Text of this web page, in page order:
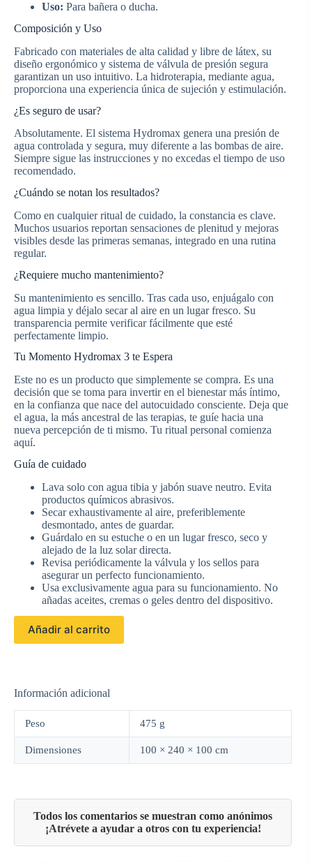
Uso: Para bañera o ducha.
Composición y Uso
Fabricado con materiales de alta calidad y libre de látex, su
diseño ergonómico y sistema de válvula de presión segura
garantizan un uso intuitivo. La hidroterapia, mediante agua,
proporciona una experiencia única de sujeción y estimulación.
¿Es seguro de usar?
Absolutamente. El sistema Hydromax genera una presión de
agua controlada y segura, muy diferente a las bombas de aire.
Siempre sigue las instrucciones y no excedas el tiempo de uso
recomendado.
¿Cuándo se notan los resultados?
Como en cualquier ritual de cuidado, la constancia es clave.
Muchos usuarios reportan sensaciones de plenitud y mejoras
visibles desde las primeras semanas, integrado en una rutina
regular.
¿Requiere mucho mantenimiento?
Su mantenimiento es sencillo. Tras cada uso, enjuágalo con
agua limpia y déjalo secar al aire en un lugar fresco. Su
transparencia permite verificar fácilmente que esté
perfectamente limpio.
Tu Momento Hydromax 3 te Espera
Este no es un producto que simplemente se compra. Es una
decisión que se toma para invertir en el bienestar más íntimo,
en la confianza que nace del autocuidado consciente. Deja que
el agua, la más ancestral de las terapias, te guíe hacia una
nueva percepción de ti mismo. Tu ritual personal comienza
aquí.
Guía de cuidado
Lava solo con agua tibia y jabón suave neutro. Evita
productos químicos abrasivos.
Secar exhaustivamente al aire, preferiblemente
desmontado, antes de guardar.
Guárdalo en su estuche o en un lugar fresco, seco y
alejado de la luz solar directa.
Revisa periódicamente la válvula y los sellos para
asegurar un perfecto funcionamiento.
Usa exclusivamente agua para su funcionamiento. No
añadas aceites, cremas o geles dentro del dispositivo.
Añadir al carrito
Información adicional
Peso 475 g
Dimensiones 100 × 240 × 100 cm